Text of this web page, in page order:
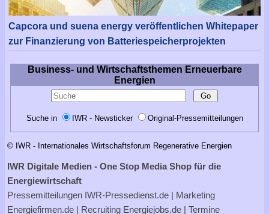
Capcora und suena energy veröffentlichen Whitepaper
zur Finanzierung von Batteriespeicherprojekten
Business- und Wirtschaftsthemen Erneuerbare
Energien
Suche in IWR - Newsticker Original-Pressemitteilungen
© IWR - Internationales Wirtschaftsforum Regenerative Energien
IWR Digitale Medien - One Stop Media Shop für die
Energiewirtschaft
Pressemitteilungen IWR-Pressedienst.de | Marketing
Energiefirmen.de | Recruiting Energiejobs.de | Termine